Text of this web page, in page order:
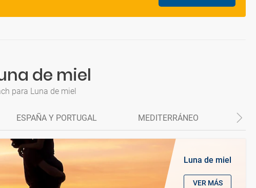
de miel
para Luna de miel
ESPAÑA Y PORTUGAL MEDITERRÁNEO
Luna de miel
VER MÁS